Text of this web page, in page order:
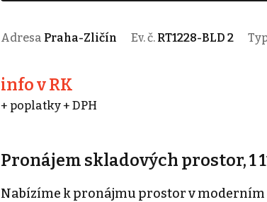
Adresa Praha-Zličín Ev. č. RT1228-BLD 2
info v RK
+ poplatky + DPH
Pronájem skladových prostor, 1
Nabízíme k pronájmu prostor v moderním